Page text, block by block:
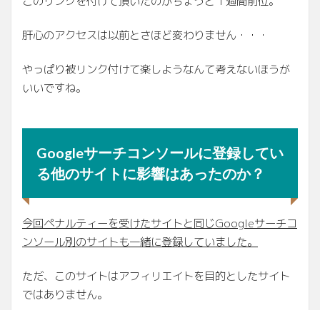
肝心のアクセスは以前とさほど変わりません・・・
やっぱり被リンク付けて楽しようなんて考えないほうが
いいですね。
Googleサーチコンソールに登録してい
る他のサイトに影響はあったのか？
今回ペナルティーを受けたサイトと同じGoogleサーチコ
ンソール別のサイトも一緒に登録していました。
ただ、このサイトはアフィリエイトを目的としたサイト
ではありません。